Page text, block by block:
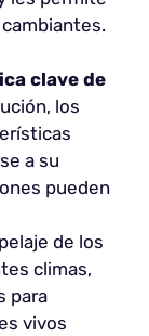
clave de
los
a su
pueden
de los
climas,
para
vivos